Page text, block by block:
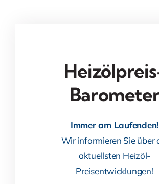
Immer am Laufenden!
Wir informieren Sie über
aktuellsten Heizöl-
Preisentwicklungen!